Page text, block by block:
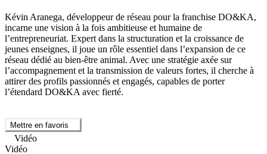
Kévin Aranega, développeur de réseau pour la franchise DO&KA,
incarne une vision à la fois ambitieuse et humaine de
l’entrepreneuriat. Expert dans la structuration et la croissance de
jeunes enseignes, il joue un rôle essentiel dans l’expansion de ce
réseau dédié au bien-être animal. Avec une stratégie axée sur
l’accompagnement et la transmission de valeurs fortes, il cherche à
attirer des profils passionnés et engagés, capables de porter
l’étendard DO&KA avec fierté.
Mettre en favoris
Vidéo
Vidéo